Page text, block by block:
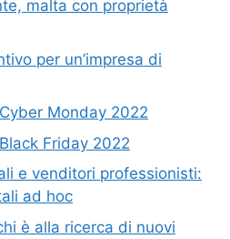
malta con proprietà
per un’impresa di
Monday 2022
Friday 2022
e venditori professionisti:
ad hoc
è alla ricerca di nuovi